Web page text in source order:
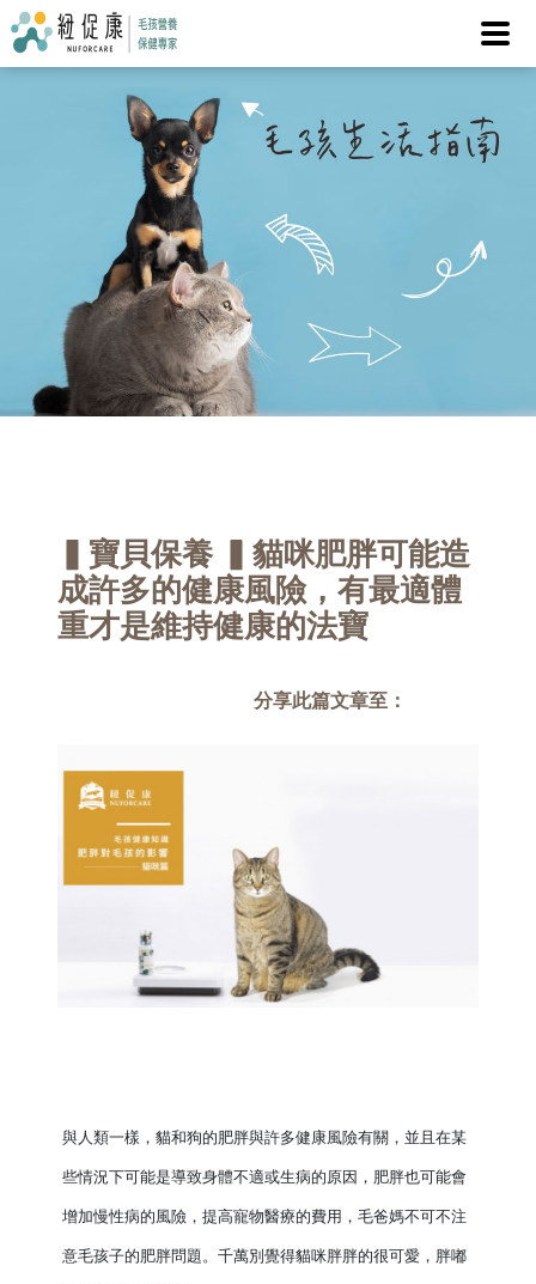
▍寶貝保養 ▍貓咪肥胖可能造
成許多的健康風險，有最適體
重才是維持健康的法寶
分享此篇文章至：
與人類一樣，貓和狗的肥胖與許多健康風險有關，並且在某
些情況下可能是導致身體不適或生病的原因，肥胖也可能會
增加慢性病的風險，提高寵物醫療的費用，毛爸媽不可不注
意毛孩子的肥胖問題。千萬別覺得貓咪胖胖的很可愛，胖嘟